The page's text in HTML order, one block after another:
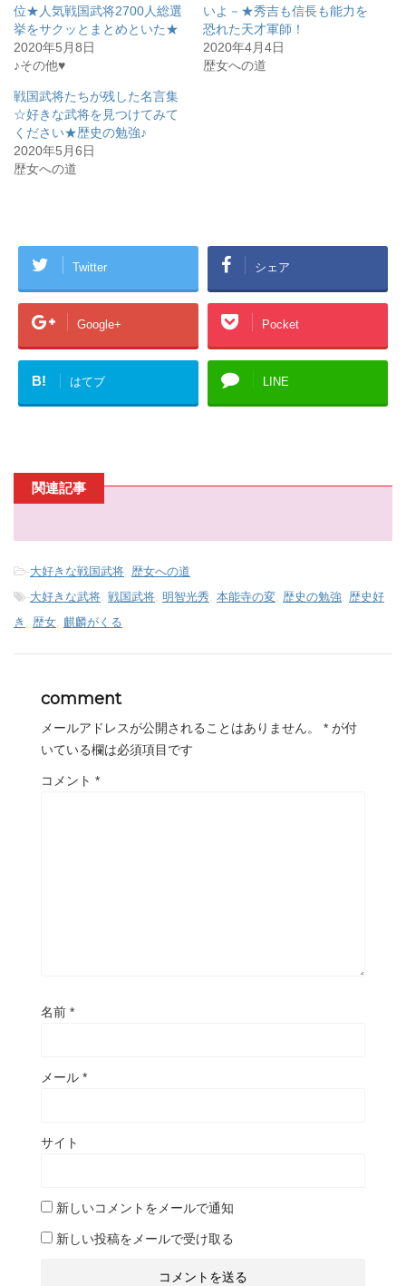
で
共
有
(
新
し
い
ィ
ン
ド
ウ
で
開
き
ま
に
は
ク
リ
ッ
く
だ
さ
い
(
新
し
開
ま
)
位★人気戦国武将2700人総選
挙をサクッとまとめといた★
2020年5月8日
♪その他♥
いよ－★秀吉も信長も能力を
恐れた天才軍師！
2020年4月4日
歴女への道
戦国武将たちが残した名言集
☆好きな武将を見つけてみて
ください★歴史の勉強♪
2020年5月6日
歴女への道
Twitter シェア
Google+ Pocket
B! はてブ LINE
関連記事
-大好きな戦国武将 歴女への道
-大好きな武将 戦国武将 明智光秀 本能寺の変 歴史の勉強
歴史好
き
歴女 麒麟がくる
comment
メールアドレスが公開されることはありません。 * が付
いている欄は必須項目です
コメント *
名前 *
メール *
サイト
新しいコメントをメールで通知
新しい投稿をメールで受け取る